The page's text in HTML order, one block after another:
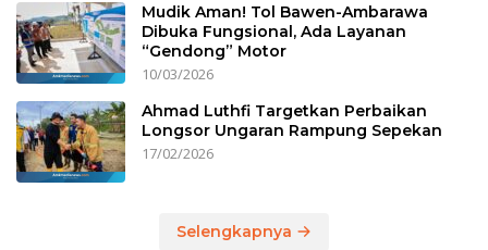
Mudik Aman! Tol Bawen-Ambarawa
Dibuka Fungsional, Ada Layanan
“Gendong” Motor
10/03/2026
Ahmad Luthfi Targetkan Perbaikan
Longsor Ungaran Rampung Sepekan
17/02/2026
Selengkapnya